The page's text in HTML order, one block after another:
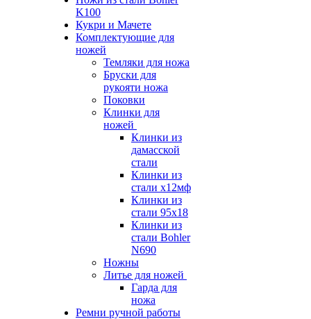
K100
Кукри и Мачете
Комплектующие для
ножей
Темляки для ножа
Бруски для
рукояти ножа
Поковки
Клинки для
ножей
Клинки из
дамасской
стали
Клинки из
стали х12мф
Клинки из
стали 95х18
Клинки из
стали Bohler
N690
Ножны
Литье для ножей
Гарда для
ножа
Ремни ручной работы